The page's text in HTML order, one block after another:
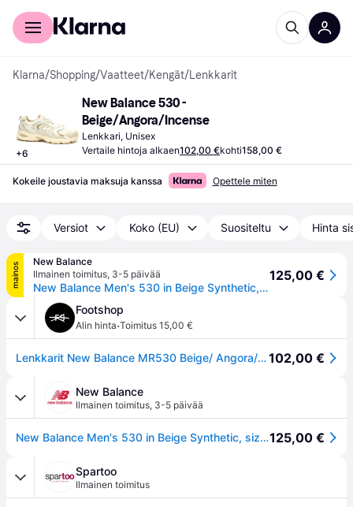
Kuluttajille
Klarna/Shopping/Vaatteet/Kengät/Lenkkarit
+6
New Balance 530 -
Beige/Angora/Incense
Lenkkari, Unisex
Vertaile hintoja alkaen102,00 €kohti158,00 €
Kokeile joustavia maksuja kanssa Opettele miten
Versiot Koko (EU) Suositeltu Hinta
mainos
New Balance
Ilmainen toimitus, 3-5 päivää
New Balance Men's 530 in Beige Synthetic, size 44
125,00 €
Footshop
Alin hinta·Toimitus 15,00 €
Lenkkarit New Balance MR530 Beige/ Angora/ Incense Aa EUR 36102,00 €
New Balance
Ilmainen toimitus, 3-5 päivää
New Balance Men's 530 in Beige Synthetic, size 37.5125,00 €
Spartoo
Ilmainen toimitus